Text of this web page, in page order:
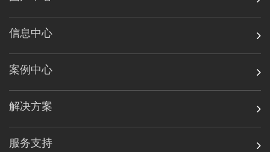
信息中心
案例中心
解决方案
服务支持